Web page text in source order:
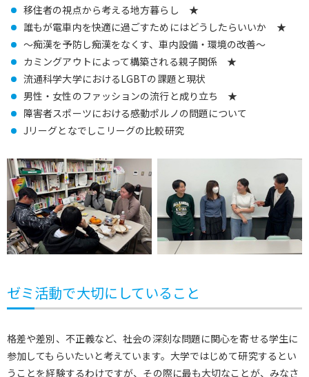
移住者の視点から考える地方暮らし ★
誰もが電車内を快適に過ごすためにはどうしたらいいか ★
～痴漢を予防し痴漢をなくす、車内設備・環境の改善～
カミングアウトによって構築される親子関係 ★
流通科学大学におけるLGBTの課題と現状
男性・女性のファッションの流行と成り立ち ★
障害者スポーツにおける感動ポルノの問題について
Jリーグとなでしこリーグの比較研究
ゼミ活動で大切にしていること
格差や差別、不正義など、社会の深刻な問題に関心を寄せる学生に
参加してもらいたいと考えています。大学ではじめて研究するとい
うことを経験するわけですが、その際に最も大切なことが、みなさ